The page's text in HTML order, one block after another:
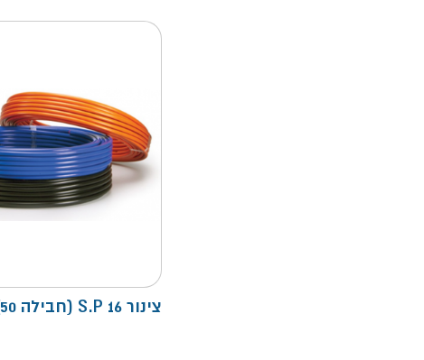
צינור S.P 16 (חבילה 50)